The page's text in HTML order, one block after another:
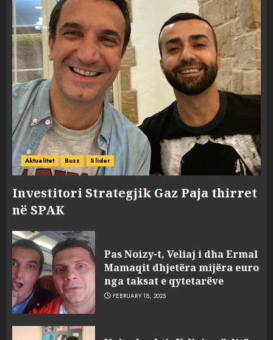
Aktualitet Buzz Slider
Investitori Strategjik Gaz Paja thirret
në SPAK
Pas Noizy-t, Veliaj i dha Ermal
Mamaqit dhjetëra mijëra euro
nga taksat e qytetarëve
FEBRUARY 18, 2025